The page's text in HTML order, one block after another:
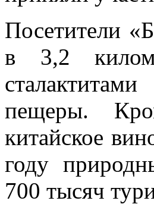
Посетители
в 3,2
пещеры.
китайское
году
700 тысяч